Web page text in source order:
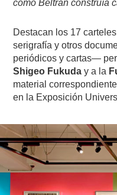
cómo Beltrán construía
Destacan los 17
serigrafía y otros
periódicos y cartas—
Shigeo Fukuda y a la
material
en la Exposición